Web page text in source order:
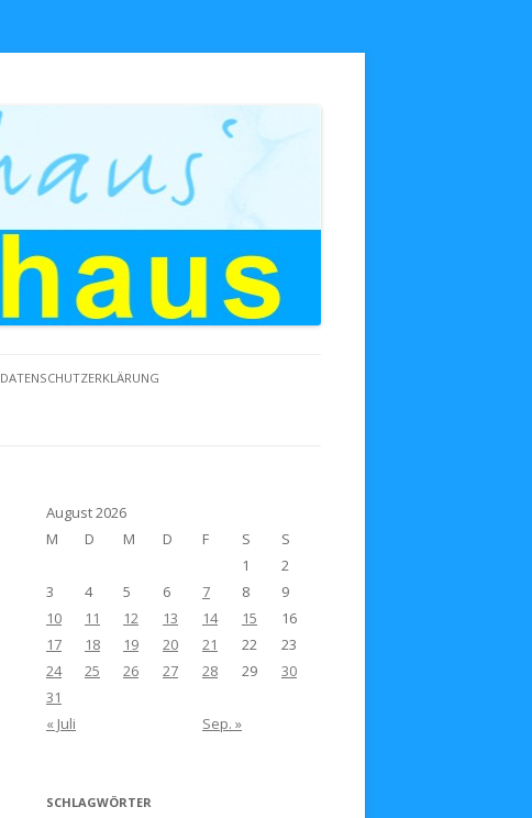
DATENSCHUTZERKLÄRUNG
August 2026
M
D M D F S
S
1
2
3
4 5 6 7 8
9
10
11 12 13 14 15
16
17
18 19 20 21 22
23
24
25 26 27 28 29
30
31
« Juli
Sep. »
SCHLAGWÖRTER